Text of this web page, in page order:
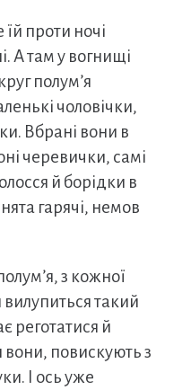
проти ночі
А там у вогнищі
полум’я
чоловічки,
Вбрані вони в
черевички, самі
й борідки в
гарячі, немов
з кожної
вилупиться такий
реготатися й
повискують з
І ось уже